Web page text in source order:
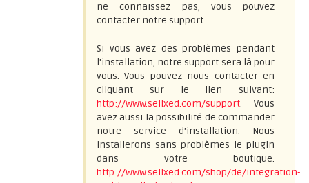
ne connaissez pas, vous pouvez
contacter notre support.
Si vous avez des problèmes pendant
l'installation, notre support sera là pour
vous. Vous pouvez nous contacter en
cliquant sur le lien suivant:
http://www.sellxed.com/support. Vous
avez aussi la possibilité de commander
notre service d'installation. Nous
installerons sans problèmes le plugin
dans votre boutique.
http://www.sellxed.com/shop/de/integration-